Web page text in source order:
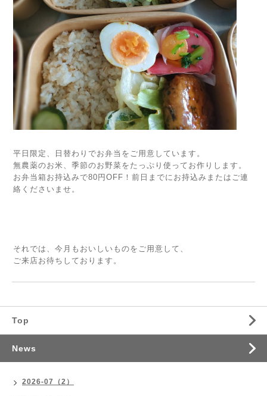
平日限定、日替わりでお弁当をご用意しています。
無農薬のお米、季節のお野菜をたっぷり使ってお作りします。
お弁当箱お持込みで80円OFF！前日までにお持込みまたはご連
絡くださいませ。
それでは、今月もおいしいものをご用意して、
ご来店お待ちしております。
Top
News
2026-07（2）